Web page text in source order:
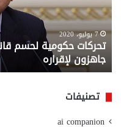
القديم..والبرلمان:
جاهزون
لإقراره
7 يوليو، 2020
تحركات حكومية لحسم
جاهزون لإقراره
تصنيفات
ai companion